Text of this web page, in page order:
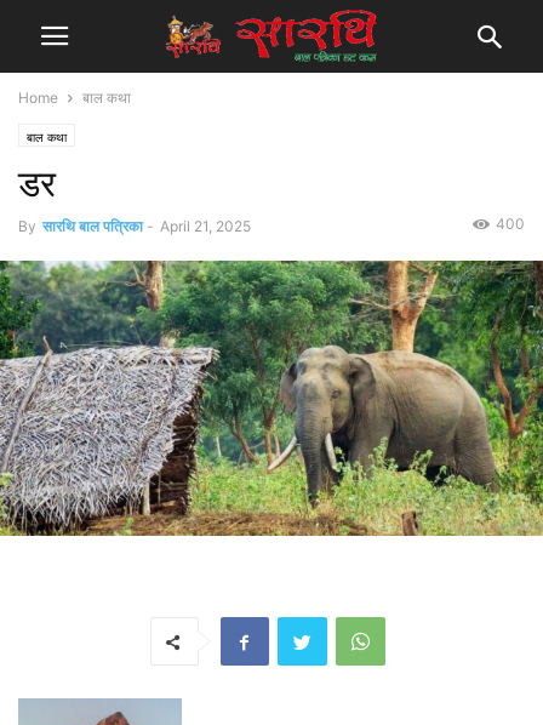
Home बाल कथा
बाल कथा
डर
By सारथि बाल पत्रिका - April 21, 2025 400